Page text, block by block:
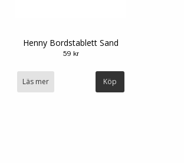
Henny Bordstablett Sand
59 kr
Läs mer